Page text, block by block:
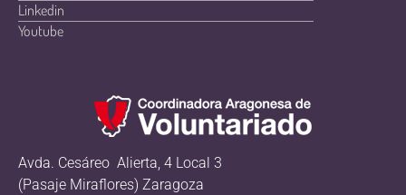
Linkedin
Youtube
Avda. Cesáreo Alierta, 4 Local 3
(Pasaje Miraflores) Zaragoza